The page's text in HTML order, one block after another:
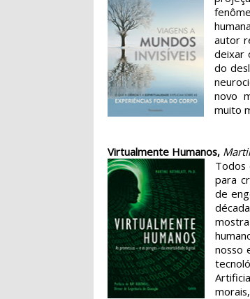
autor
deixar
do
novo
muito
Virtualmente Humanos,
Todos
para
de
nosso